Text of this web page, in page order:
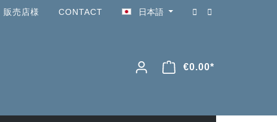
販売店様 CONTACT 日本語
€0.00*